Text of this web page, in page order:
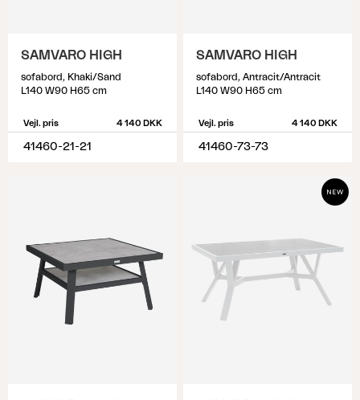
SAMVARO HIGH
sofabord, Khaki/Sand
L140 W90 H65 cm
Vejl. pris 4 140 DKK
41460-21-21
SAMVARO HIGH
sofabord, Antracit/Antracit
L140 W90 H65 cm
Vejl. pris 4 140 DKK
41460-73-73